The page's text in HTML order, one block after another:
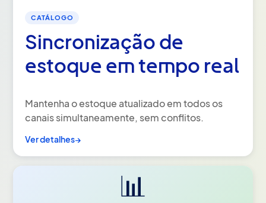
CATÁLOGO
Sincronização de
estoque em tempo real
Mantenha o estoque atualizado em todos os
canais simultaneamente, sem conflitos.
Ver detalhes→
📊